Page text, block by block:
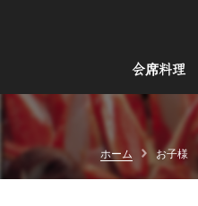
会席料理
ホーム お子様